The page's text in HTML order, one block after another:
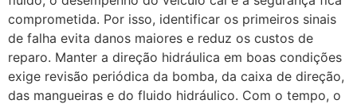
comprometida. Por isso, identificar os primeiros sinais
de falha evita danos maiores e reduz os custos de
reparo. Manter a direção hidráulica em boas condições
exige revisão periódica da bomba, da caixa de direção,
das mangueiras e do fluido hidráulico. Com o tempo, o